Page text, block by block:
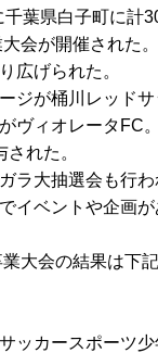
葉県白子町に計
会が開催された
広げられた。
ジが桶川レッド
ヴィオレータFC
れた。
ラ大抽選会も行
イベントや企画
大会の結果は下記
ッカースポーツ少